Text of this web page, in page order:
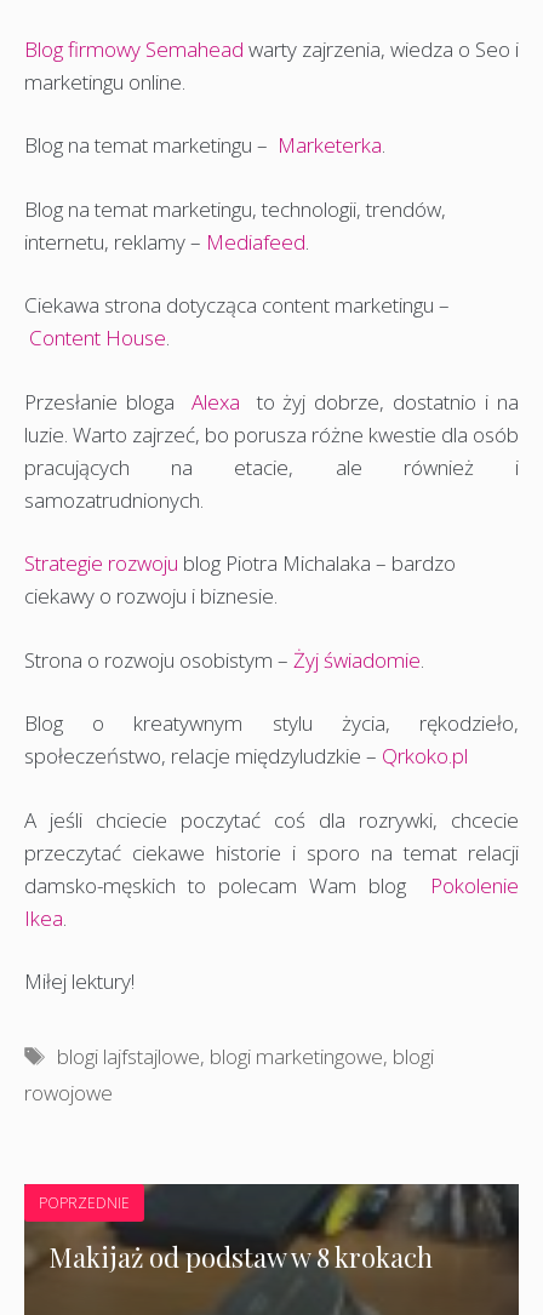
Blog firmowy Semahead warty zajrzenia, wiedza o Seo i
marketingu online.
Blog na temat marketingu – Marketerka.
Blog na temat marketingu, technologii, trendów,
internetu, reklamy – Mediafeed
Ciekawa strona dotycząca content marketingu –
Content House.
Przesłanie bloga Alexa to żyj dobrze, dostatnio i na
luzie. Warto zajrzeć, bo porusza różne kwestie dla osób
pracujących na etacie, ale również i
samozatrudnionych.
Strategie rozwoju blog Piotra Michalaka – bardzo
ciekawy o rozwoju i biznesie.
Strona o rozwoju osobistym – Żyj świadomie
Blog o kreatywnym stylu życia, rękodzieło,
społeczeństwo, relacje międzyludzkie – Qrkoko.pl
A jeśli chciecie poczytać coś dla rozrywki, chcecie
przeczytać ciekawe historie i sporo na temat relacji
damsko-męskich to polecam Wam blog Pokolenie
Ikea
Miłej lektury!
Tagi
blogi lajfstajlowe, blogi marketingowe, blogi
rowojowe
POPRZEDNIE
Makijaż od podstaw w 8 krokach